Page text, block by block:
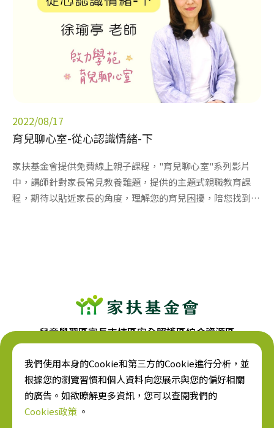
2022/08/17
育兒聊心室-從心認識情緒-下
家扶基金會提供免費線上親子課程，"育兒聊心室"系列影片
中，講師針對家長常見教養難題，提供的主題式親職教育課
程，期待以貼近家長的角度，理解您的育兒困擾，陪您找到教
我們使用本身的Cookie和第三方的Cookie進行分析，並
根據您的瀏覽習慣和個人資料向您展示與您的偏好相關
的廣告。如欲瞭解更多資訊，您可以查閱我們的
Cookies政策 。
兒童學習區家長支持區安全照護區綜合資源區
台中市西區民權路228號